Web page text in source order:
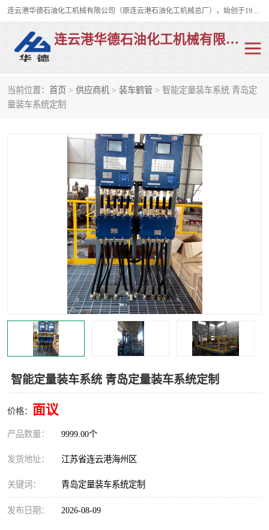
连云港华德石油化工机械有限公司（原连云港石油化工机械总厂），始创于1982年，是从事码头船用流体装卸臂、陆用流体装卸臂（鹤管）、活动梯、钢构平台、定量装车系统等全系列流体装卸设备的设计、制造、销售以及服务的专业供应商。
连云港华德石油化工机械有限公司
当前位置： 首页 > 供应商机 > 装车鹤管 > 智能定量装车系统 青岛定
量装车系统定制
智能定量装车系统 青岛定量装车系统定制
价格： 面议
产品数量： 9999.00个
发货地址： 江苏省连云港海州区
关键词： 青岛定量装车系统定制
发布日期： 2026-08-09
陆用流体装卸臂
液氯鹤管
活动梯
卸车鹤管
输油臂
紧急脱离干式接头 火车鹤管
顶部鹤管
低温鹤管
浮动出油装置